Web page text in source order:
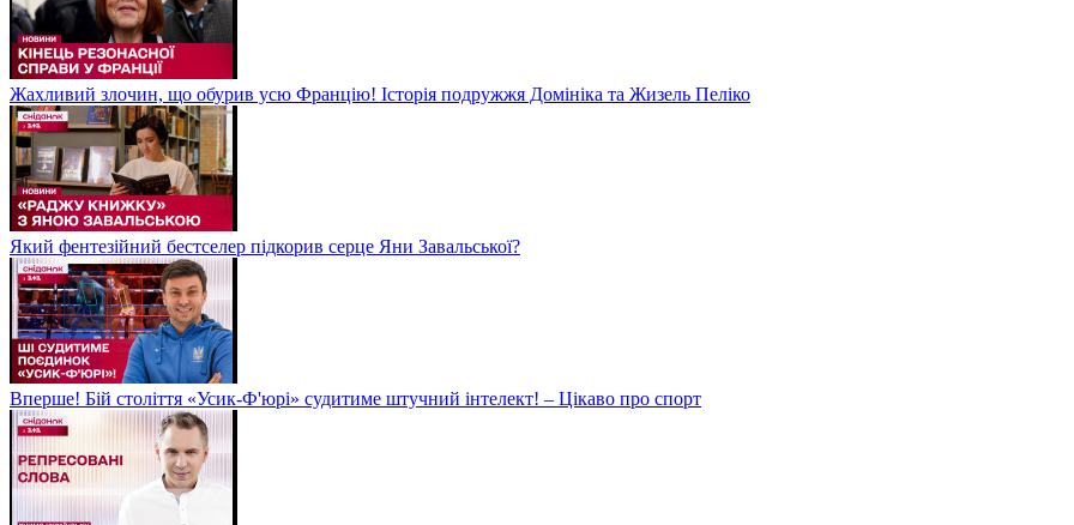
Жахливий злочин, що обурив усю Францію! Історія подружжя Домініка та Жизель Пеліко
Який фентезійний бестселер підкорив серце Яни Завальської?
Вперше! Бій століття «Усик-Ф'юрі» судитиме штучний інтелект! – Цікаво про спорт